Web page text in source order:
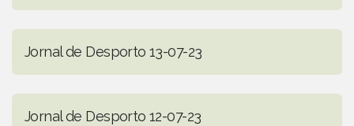
Jornal de Desporto 13-07-23
Jornal de Desporto 12-07-23